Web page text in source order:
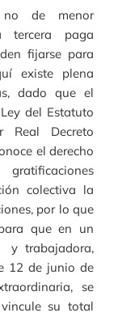
no de menor
paga
fijarse para
existe plena
dado que el
del Estatuto
Real Decreto
el derecho
colectiva la
por lo que
que en un
y trabajadora,
12 de junio de
se
su total